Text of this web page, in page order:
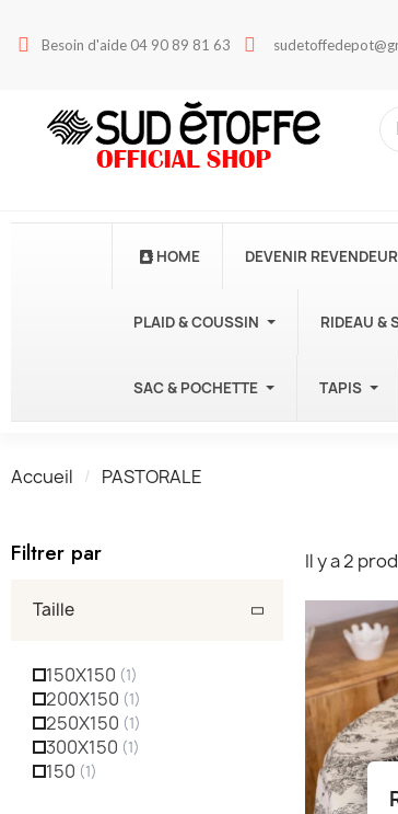
Besoin d'aide 04 90 89 81 63
HOME DEVENIR REVENDEUR
PLAID & COUSSIN RIDEAU &
SAC & POCHETTE TAPIS
Accueil PASTORALE
Filtrer par
Taille
150X150
200X150
250X150
300X150
150
Il y a 2